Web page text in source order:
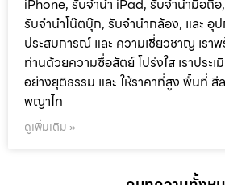
iPhone, รับจำนำ iPad, รับจำนำมือถื
รับจำนำโน๊ตบุ๊ก, รับจำนำกล้อง, และ
ประสบการณ์ และ ความเชี่ยวชาญ เรา
ท่านด้วยความซื่อสัตย์ โปร่งใส เราประ
อย่างยุติธรรม และ ให้ราคาที่สูง พื้นที่
พญาไท
ดูเพิ่มเติม »